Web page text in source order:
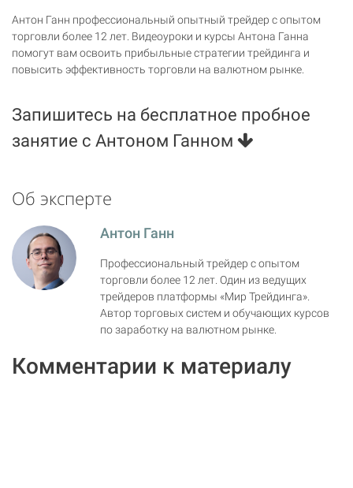
Антон Ганн профессиональный опытный трейдер с опытом
торговли более 12 лет. Видеоуроки и курсы Антона Ганна
помогут вам освоить прибыльные стратегии трейдинга и
повысить эффективность торговли на валютном рынке.
Запишитесь на бесплатное пробное
занятие с Антоном Ганном
Об эксперте
Антон Ганн
Профессиональный трейдер с опытом
торговли более 12 лет. Один из ведущих
трейдеров платформы «Мир Трейдинга».
Автор торговых систем и обучающих курсов
по заработку на валютном рынке.
Комментарии к материалу